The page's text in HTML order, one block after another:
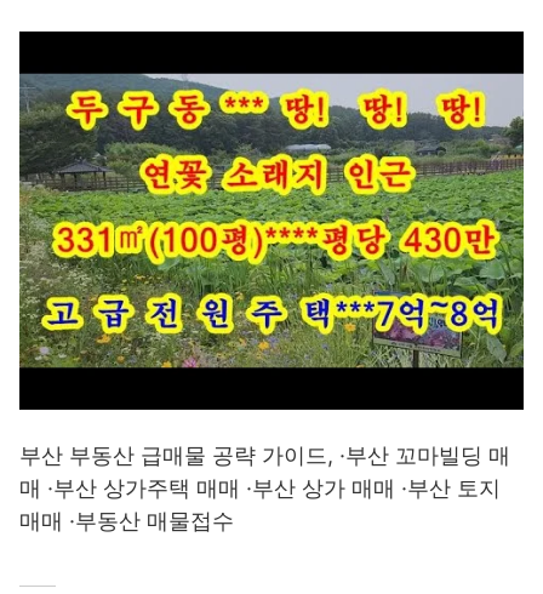
부산 부동산 급매물 공략 가이드, ·부산 꼬마빌딩 매
매 ·부산 상가주택 매매 ·부산 상가 매매 ·부산 토지
매매 ·부동산 매물접수